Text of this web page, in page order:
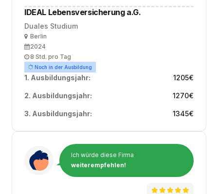
IDEAL Lebensversicherung a.G.
Duales Studium
OrtBerlin
Ausbildungsbeginn
2024
Arbeitszeit
8 Std. pro Tag
Noch in der Ausbildung
1. Ausbildungsjahr: 1205€
2. Ausbildungsjahr: 1270€
3. Ausbildungsjahr: 1345€
Ich würde diese Firma
weiterempfehlen!